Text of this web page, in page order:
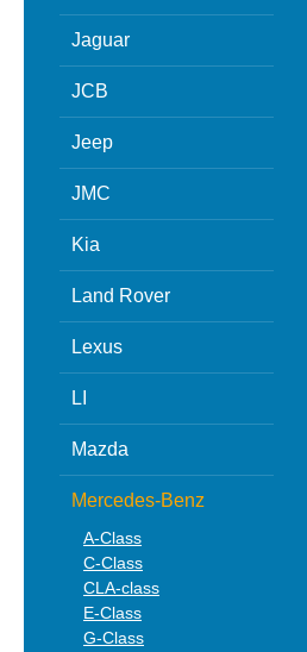
Jaguar
JCB
Jeep
JMC
Kia
Land Rover
Lexus
LI
Mazda
Mercedes-Benz
A-Class
C-Class
CLA-class
E-Class
G-Class